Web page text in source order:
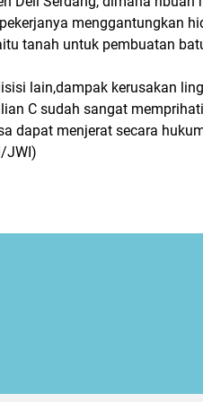
menggantungkan
tanah untuk pembuatan
lain,dampak kerusakan
C sudah sangat
dapat menjerat secara
JWI)